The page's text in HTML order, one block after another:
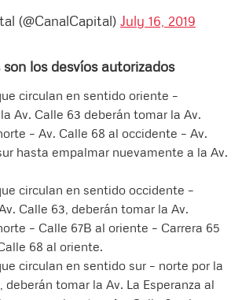
(@CanalCapital) July 16, 2019
los desvíos autorizados
circulan en sentido oriente –
Av. Calle 63 deberán tomar la Av.
– Av. Calle 68 al occidente – Av.
hasta empalmar nuevamente a la Av.
circulan en sentido occidente –
Calle 63, deberán tomar la Av.
– Calle 67B al oriente – Carrera 65
68 al oriente.
circulan en sentido sur – norte por la
deberán tomar la Av. La Esperanza al